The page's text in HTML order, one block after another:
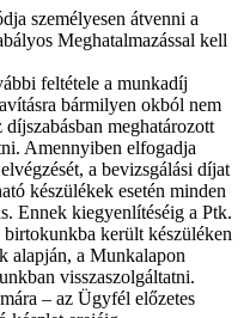
személyesen átvenni a
Meghatalmazással kell
feltétele a munkadíj
bármilyen okból nem
meghatározott
Amennyiben elfogadja
a bevizsgálási díjat
készülékek esetén minden
Ennek kiegyenlítéséig a Ptk.
került készüléken
alapján, a Munkalapon
visszaszolgáltatni.
– az Ügyfél előzetes